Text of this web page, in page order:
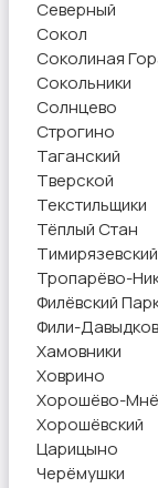
Северный
Сокол
Соколиная
Сокольники
Солнцево
Строгино
Таганский
Тверской
Текстильщики
Тёплый Стан
Тимирязевский
Тропарёво-
Филёвский
Фили-
Хамовники
Ховрино
Хорошёво-
Хорошёвский
Царицыно
Черёмушки